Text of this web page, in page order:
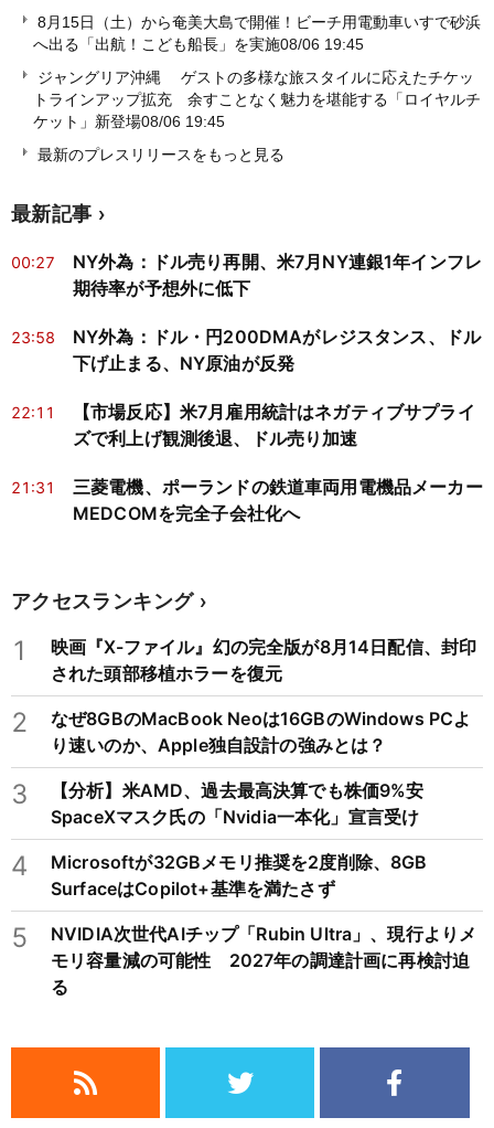
8月15日（土）から奄美大島で開催！ビーチ用電動車いすで砂浜
へ出る「出航！こども船長」を実施08/06 19:45
ジャングリア沖縄 ゲストの多様な旅スタイルに応えたチケッ
トラインアップ拡充 余すことなく魅力を堪能する「ロイヤルチ
ケット」新登場08/06 19:45
最新のプレスリリースをもっと見る
最新記事
00:27
NY外為：ドル売り再開、米7月NY連銀1年インフレ
期待率が予想外に低下
23:58
NY外為：ドル・円200DMAがレジスタンス、ドル
下げ止まる、NY原油が反発
22:11
【市場反応】米7月雇用統計はネガティブサプライ
ズで利上げ観測後退、ドル売り加速
21:31
三菱電機、ポーランドの鉄道車両用電機品メーカー
MEDCOMを完全子会社化へ
アクセスランキング
1
映画『X-ファイル』幻の完全版が8月14日配信、封印
された頭部移植ホラーを復元
2
なぜ8GBのMacBook Neoは16GBのWindows PCよ
り速いのか、Apple独自設計の強みとは？
3
【分析】米AMD、過去最高決算でも株価9%安
SpaceXマスク氏の「Nvidia一本化」宣言受け
4
Microsoftが32GBメモリ推奨を2度削除、8GB
SurfaceはCopilot+基準を満たさず
5
NVIDIA次世代AIチップ「Rubin Ultra」、現行よりメ
モリ容量減の可能性 2027年の調達計画に再検討迫
る